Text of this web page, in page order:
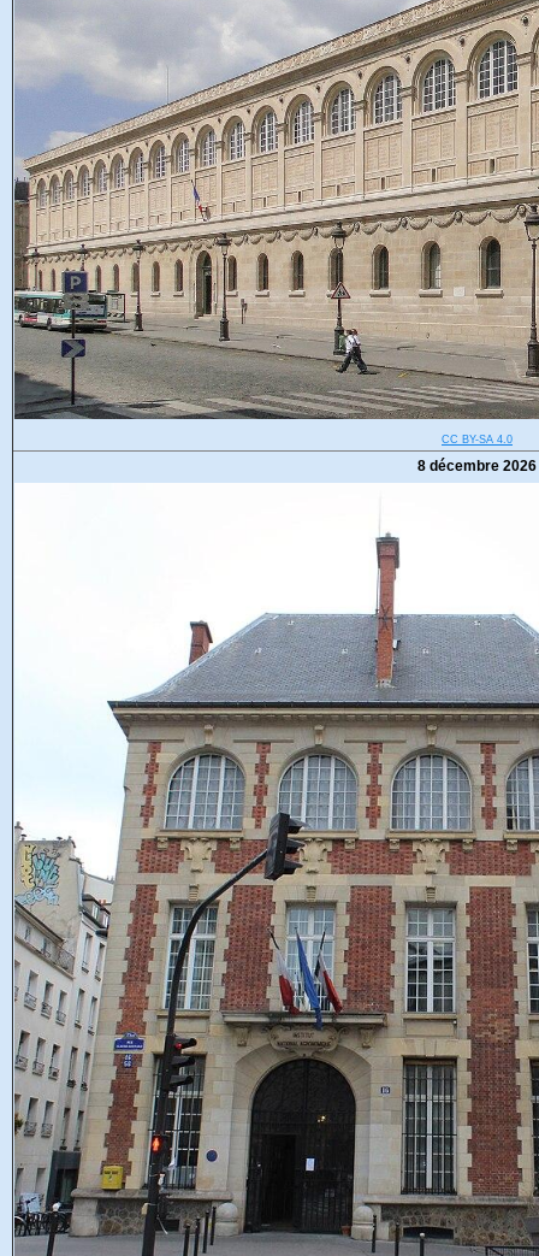
CC BY-SA 4.0
8 décembre 2026